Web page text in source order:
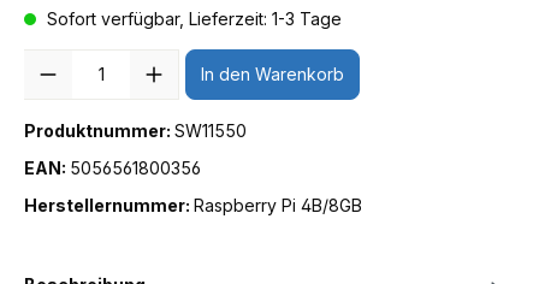
Sofort verfügbar, Lieferzeit: 1-3 Tage
In den Warenkorb
Produktnummer: SW11550
EAN: 5056561800356
Herstellernummer: Raspberry Pi 4B/8GB